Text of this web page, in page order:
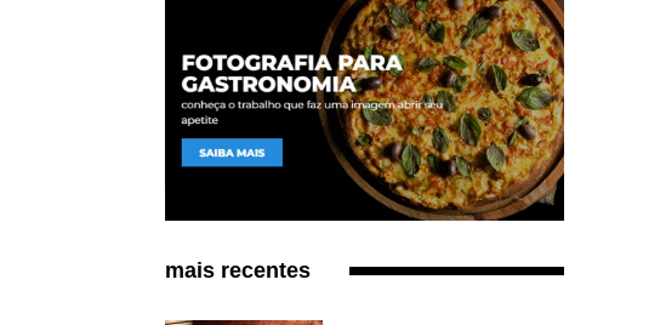
mais recentes